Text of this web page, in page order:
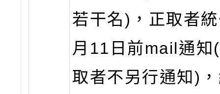
若干名)，正取者
月11日前mail通知
取者不另行通知)